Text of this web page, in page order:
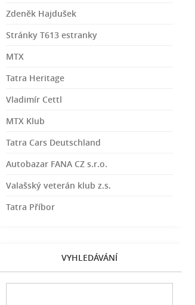
Zdeněk Hajdušek
Stránky T613 estranky
MTX
Tatra Heritage
Vladimír Cettl
MTX Klub
Tatra Cars Deutschland
Autobazar FANA CZ s.r.o.
Valašský veterán klub z.s.
Tatra Příbor
VYHLEDÁVÁNÍ